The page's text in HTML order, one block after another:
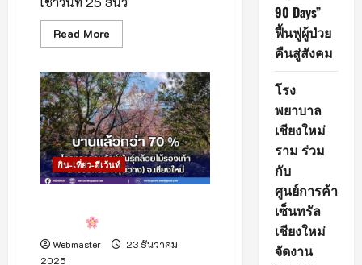
ยาว
Read More
more
นี้
บน
ดอย
อิน
ทน
นท์
อากาศ
เปิด
วิว
ใส
กิน-เที่ยว-อีเว้นท์
Webmaster
23 ธันวาคม
2025
90 Days”
ฟื้นฟูผู้ป่วย
คืนสู่สังคม
โรง
พยาบาล
เชียงใหม่
ราม ร่วม
กับ
ศูนย์การค้า
เซ็นทรัล
เชียงใหม่
จัดงาน